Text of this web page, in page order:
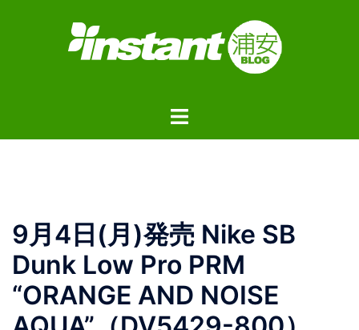
ト
ー
9月4日(月)発売 Nike SB
Dunk Low Pro PRM
“ORANGE AND NOISE